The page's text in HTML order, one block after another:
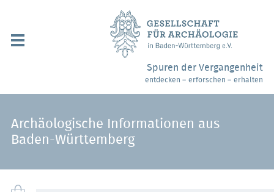
Über uns / Mitgliedschaft
Partner / Links
Archäologiemuseen
Spuren der Vergangenheit
entdecken – erforschen – erhalten
Archäologische Informationen aus
Baden-Württemberg